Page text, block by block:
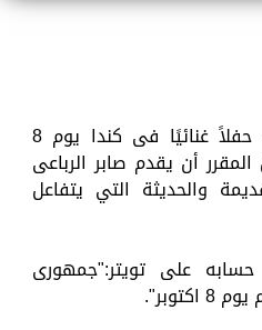
يحيي النجم صابر الرباعى، حفلاً غنائيًا فى كندا يوم 8
أن يقدم صابر الرباعى
والحديثة التي يتفاعل
حسابه على تويتر:"جمهورى